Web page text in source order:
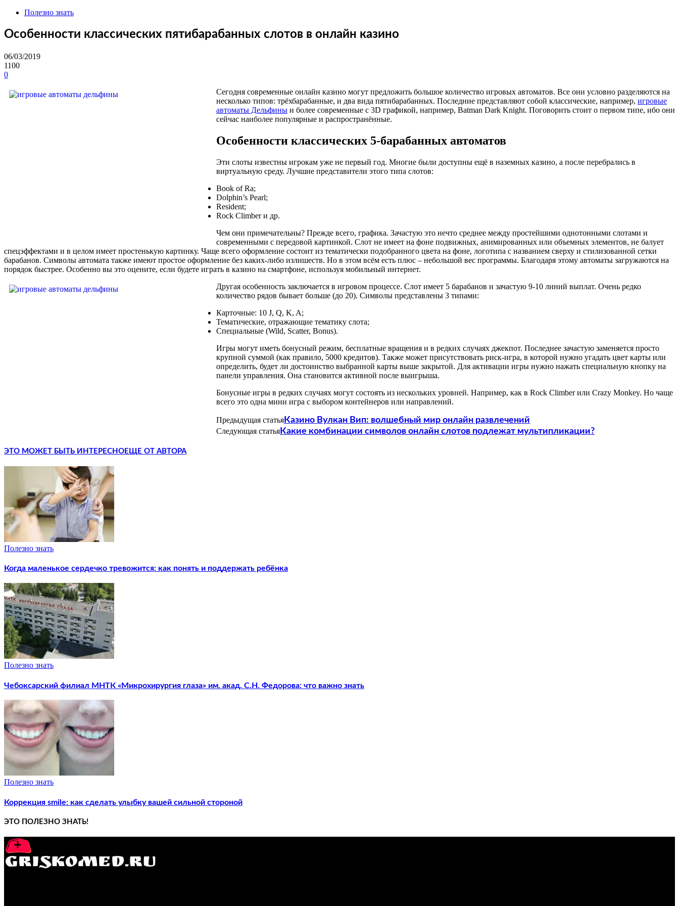
Полезно знать
Особенности классических пятибарабанных слотов в онлайн казино
06/03/2019
1100
0
Сегодня современные онлайн казино могут предложить большое количество игровых автоматов. Все они условно разделяются на
несколько типов: трёхбарабанные, и два вида пятибарабанных. Последние представляют собой классические, например, игровые
автоматы Дельфины и более современные с 3D графикой, например, Batman Dark Knight. Поговорить стоит о первом типе, ибо они
сейчас наиболее популярные и распространённые.
Особенности классических 5-барабанных автоматов
Эти слоты известны игрокам уже не первый год. Многие были доступны ещё в наземных казино, а после перебрались в
виртуальную среду. Лучшие представители этого типа слотов:
Book of Ra;
Dolphin’s Pearl;
Resident;
Rock Climber и др.
Чем они примечательны? Прежде всего, графика. Зачастую это нечто среднее между простейшими однотонными слотами и
современными с передовой картинкой. Слот не имеет на фоне подвижных, анимированных или объемных элементов, не балует
спецэффектами и в целом имеет простенькую картинку. Чаще всего оформление состоит из тематически подобранного цвета на фоне, логотипа с названием сверху и стилизованной сетки
барабанов. Символы автомата также имеют простое оформление без каких-либо излишеств. Но в этом всём есть плюс – небольшой вес программы. Благодаря этому автоматы загружаются на
порядок быстрее. Особенно вы это оцените, если будете играть в казино на смартфоне, используя мобильный интернет.
Другая особенность заключается в игровом процессе. Слот имеет 5 барабанов и зачастую 9-10 линий выплат. Очень редко
количество рядов бывает больше (до 20). Символы представлены 3 типами:
Карточные: 10 J, Q, K, A;
Тематические, отражающие тематику слота;
Специальные (Wild, Scatter, Bonus).
Игры могут иметь бонусный режим, бесплатные вращения и в редких случаях джекпот. Последнее зачастую заменяется просто
крупной суммой (как правило, 5000 кредитов). Также может присутствовать риск-игра, в которой нужно угадать цвет карты или
определить, будет ли достоинство выбранной карты выше закрытой. Для активации игры нужно нажать специальную кнопку на
панели управления. Она становится активной после выигрыша.
Бонусные игры в редких случаях могут состоять из нескольких уровней. Например, как в Rock Climber или Crazy Monkey. Но чаще
всего это одна мини игра с выбором контейнеров или направлений.
Предыдущая статьяКазино Вулкан Вип: волшебный мир онлайн развлечений
Следующая статьяКакие комбинации символов онлайн слотов подлежат мультипликации?
ЭТО МОЖЕТ БЫТЬ ИНТЕРЕСНО ЕЩЕ ОТ АВТОРА
Полезно знать
Когда маленькое сердечко тревожится: как понять и поддержать ребёнка
Полезно знать
Чебоксарский филиал МНТК «Микрохирургия глаза» им. акад. С.Н. Федорова: что важно знать
Полезно знать
Коррекция smile: как сделать улыбку вашей сильной стороной
ЭТО ПОЛЕЗНО ЗНАТЬ!